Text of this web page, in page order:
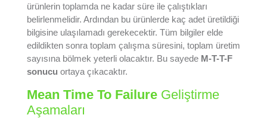
ürünlerin toplamda ne kadar süre ile çalıştıkları
belirlenmelidir. Ardından bu ürünlerde kaç adet üretildiği
bilgisine ulaşılamadı gerekecektir. Tüm bilgiler elde
edildikten sonra toplam çalışma süresini, toplam üretim
sayısına bölmek yeterli olacaktır. Bu sayede M-T-T-F
sonucu ortaya çıkacaktır.
Mean Time To Failure Geliştirme
Aşamaları